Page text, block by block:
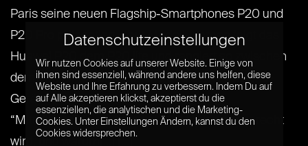
Paris seine neuen Flagship-Smartphones P20 und
P20 Pro präsentiert. Laut Modell-Namen folgt das
Huawei P20 dem P20 lite und rangiert so zwischen
dem Einsteiger-Smartphone und dem High-end-
Gerät P20 Pro. Wieso die Bezeichnung
“Mittelklasse“ dem Huawei P20 aber nicht gerecht
wird, und warum[...] [...]
Datenschutzeinstellungen
Wir nutzen Cookies auf unserer Website. Einige von
ihnen sind essenziell, während andere uns helfen, diese
Website und Ihre Erfahrung zu verbessern. Indem Du auf
auf Alle akzeptieren klickst, akzeptierst du die
essenziellen, die analytischen und die Marketing-
Cookies. Unter Einstellungen Ändern, kannst du den
Cookies widersprechen.